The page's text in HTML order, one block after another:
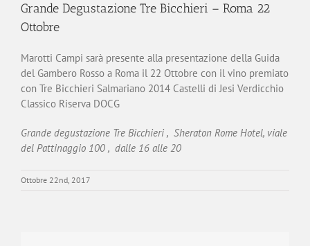
Grande Degustazione Tre Bicchieri – Roma 22
Ottobre
Marotti Campi sarà presente alla presentazione della Guida
del Gambero Rosso a Roma il 22 Ottobre con il vino premiato
con Tre Bicchieri Salmariano 2014 Castelli di Jesi Verdicchio
Classico Riserva DOCG
Grande degustazione Tre Bicchieri , Sheraton Rome Hotel, viale
del Pattinaggio 100 , dalle 16 alle 20
Ottobre 22nd, 2017